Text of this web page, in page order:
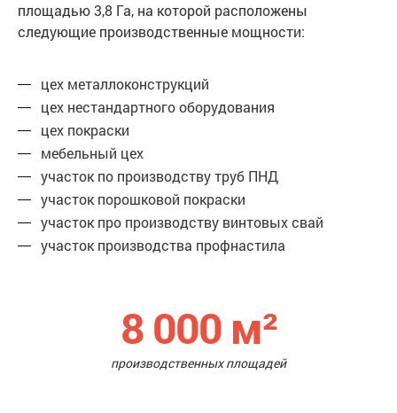
площадью 3,8 Га, на которой расположены
следующие производственные мощности:
цех металлоконструкций
цех нестандартного оборудования
цех покраски
мебельный цех
участок по производству труб ПНД
участок порошковой покраски
участок про производству винтовых свай
участок производства профнастила
8 000 м²
производственных площадей